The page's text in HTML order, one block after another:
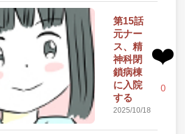
第15話
元ナー
ス、精
神科閉
鎖病棟
に入院
する
2025/10/18
❤️
0